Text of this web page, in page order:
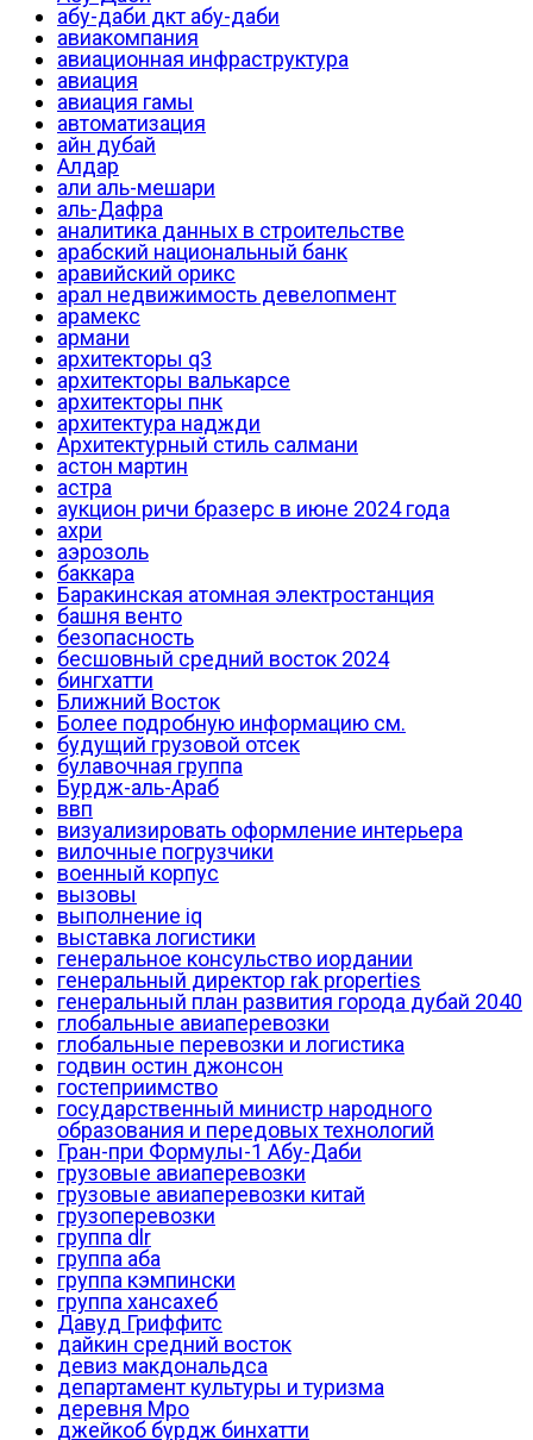
абу-даби дкт абу-даби
авиакомпания
авиационная инфраструктура
авиация
авиация гамы
автоматизация
айн дубай
Алдар
али аль-мешари
аль-Дафра
аналитика данных в строительстве
арабский национальный банк
аравийский орикс
арал недвижимость девелопмент
арамекс
армани
архитекторы q3
архитекторы валькарсе
архитекторы пнк
архитектура наджди
Архитектурный стиль салмани
астон мартин
астра
аукцион ричи бразерс в июне 2024 года
ахри
аэрозоль
баккара
Баракинская атомная электростанция
башня венто
безопасность
бесшовный средний восток 2024
бингхатти
Ближний Восток
Более подробную информацию см.
будущий грузовой отсек
булавочная группа
Бурдж-аль-Араб
ввп
визуализировать оформление интерьера
вилочные погрузчики
военный корпус
вызовы
выполнение iq
выставка логистики
генеральное консульство иордании
генеральный директор rak properties
генеральный план развития города дубай 2040
глобальные авиаперевозки
глобальные перевозки и логистика
годвин остин джонсон
гостеприимство
государственный министр народного
образования и передовых технологий
Гран-при Формулы-1 Абу-Даби
грузовые авиаперевозки
грузовые авиаперевозки китай
грузоперевозки
группа dlr
группа аба
группа кэмпински
группа хансахеб
Давуд Гриффитс
дайкин средний восток
девиз макдональдса
департамент культуры и туризма
деревня Мро
джейкоб бурдж бинхатти